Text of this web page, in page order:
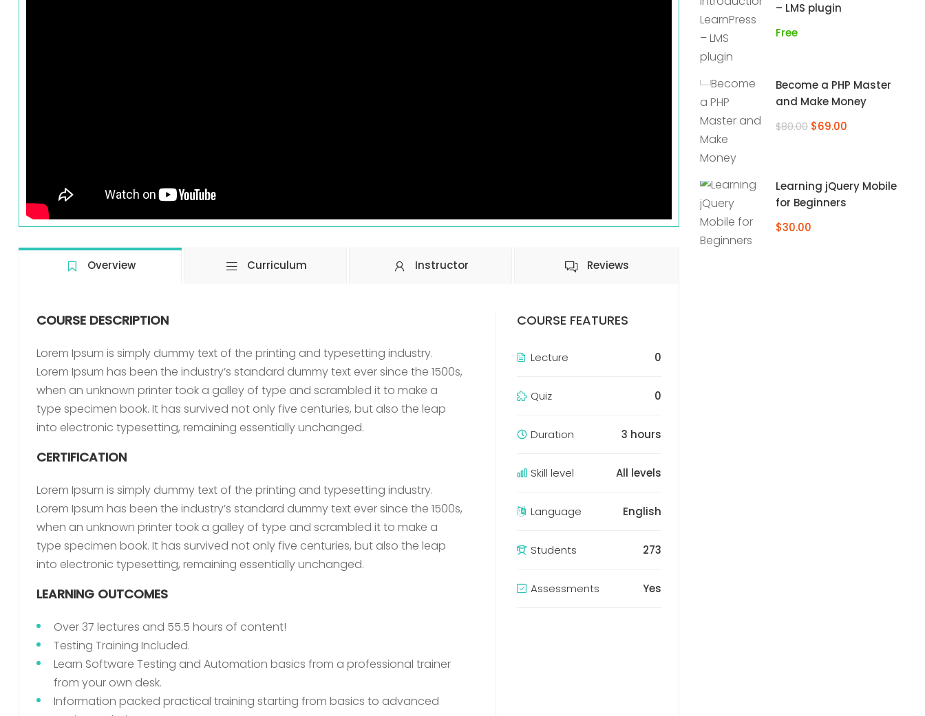
Overview Curriculum Instructor Reviews
COURSE DESCRIPTION
Lorem Ipsum is simply dummy text of the printing and typesetting industry.
Lorem Ipsum has been the industry’s standard dummy text ever since the 1500s,
when an unknown printer took a galley of type and scrambled it to make a
type specimen book. It has survived not only five centuries, but also the leap
into electronic typesetting, remaining essentially unchanged.
CERTIFICATION
Lorem Ipsum is simply dummy text of the printing and typesetting industry.
Lorem Ipsum has been the industry’s standard dummy text ever since the 1500s,
when an unknown printer took a galley of type and scrambled it to make a
type specimen book. It has survived not only five centuries, but also the leap
into electronic typesetting, remaining essentially unchanged.
LEARNING OUTCOMES
Over 37 lectures and 55.5 hours of content!
Testing Training Included.
Learn Software Testing and Automation basics from a professional trainer
from your own desk.
Information packed practical training starting from basics to advanced
COURSE FEATURES
Lecture 0
Quiz 0
Duration 3 hours
Skill level All levels
Language English
Students 273
Assessments Yes
– LMS plugin
Free
Become a PHP Master
and Make Money
$80.00 $69.00
Learning jQuery Mobile
for Beginners
$30.00